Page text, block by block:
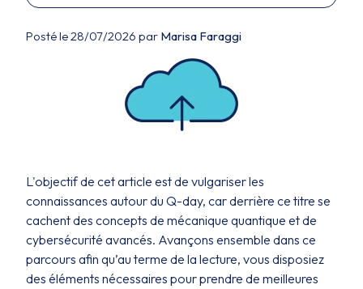
Posté le 28/07/2026 par Marisa Faraggi
L'objectif de cet article est de vulgariser les
connaissances autour du Q-day, car derrière ce titre se
cachent des concepts de mécanique quantique et de
cybersécurité avancés. Avançons ensemble dans ce
parcours afin qu’au terme de la lecture, vous disposiez
des éléments nécessaires pour prendre de meilleures